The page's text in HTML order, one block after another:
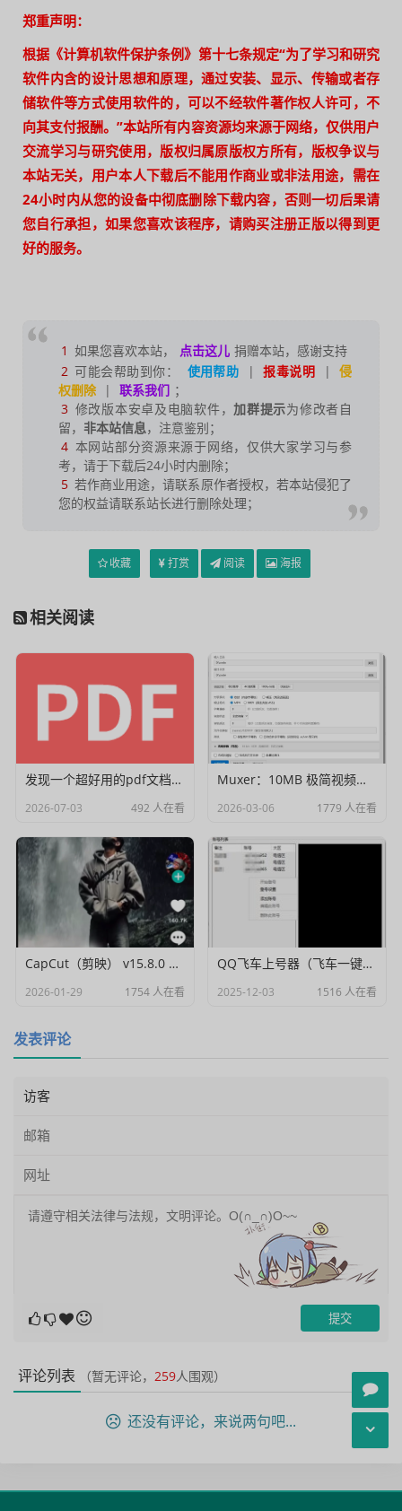
郑重声明：
根据《计算机软件保护条例》第十七条规定“为了学习和研究
软件内含的设计思想和原理，通过安装、显示、传输或者存
储软件等方式使用软件的，可以不经软件著作权人许可，不
向其支付报酬。”本站所有内容资源均来源于网络，仅供用户
交流学习与研究使用，版权归属原版权方所有，版权争议与
本站无关，用户本人下载后不能用作商业或非法用途，需在
24小时内从您的设备中彻底删除下载内容，否则一切后果请
您自行承担，如果您喜欢该程序，请购买注册正版以得到更
好的服务。
1 如果您喜欢本站， 点击这儿 捐赠本站，感谢支持
2 可能会帮助到你： 使用帮助 | 报毒说明 |
侵
权删除
| 联系我们 ；
3 修改版本安卓及电脑软件，加群提示为修改者自
留， 非本站信息，注意鉴别；
4 本网站部分资源来源于网络，仅供大家学习与参
考，请于下载后24小时内删除；
5 若作商业用途，请联系原作者授权，若本站侵犯了
您的权益请联系站长进行删除处理；
收藏 打赏 阅读 海报
相关阅读
发现一个超好用的pdf文档编辑器
2026-07-03 492 人在看
Muxer：10MB 极简视频字幕批量封装工具 (单文件/绿色版)
2026-03-06 1779 人在看
CapCut（剪映） v15.8.0 国际高级会员解锁破解版
2026-01-29 1754 人在看
QQ飞车上号器（飞车一键登号器）V1.0
2025-12-03 1516 人在看
发表评论
评论列表 （暂无评论， 259人围观）
还没有评论，来说两句吧...